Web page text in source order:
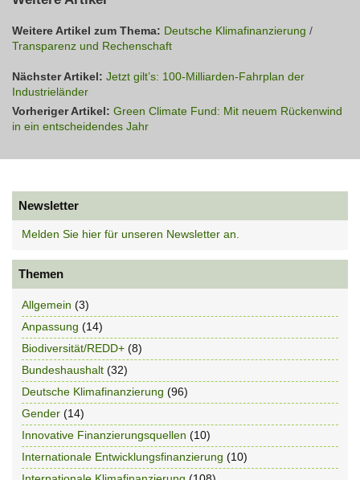
Weitere Artikel zum Thema: Deutsche Klimafinanzierung /
Transparenz und Rechenschaft
Nächster Artikel: Jetzt gilt’s: 100-Milliarden-Fahrplan der
Industrieländer
Vorheriger Artikel: Green Climate Fund: Mit neuem Rückenwind
in ein entscheidendes Jahr
Newsletter
Melden Sie hier für unseren Newsletter an.
Themen
Allgemein (3)
Anpassung (14)
Biodiversität/REDD+ (8)
Bundeshaushalt (32)
Deutsche Klimafinanzierung (96)
Gender (14)
Innovative Finanzierungsquellen (10)
Internationale Entwicklungsfinanzierung (10)